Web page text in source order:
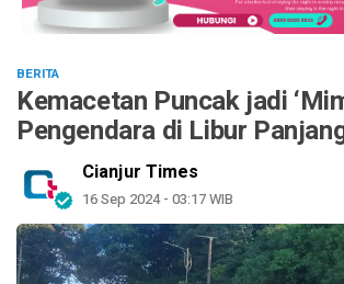
BERITA
Kemacetan Puncak jadi
Pengendara di Libur
Cianjur Times
16 Sep 2024 - 03:17 WIB